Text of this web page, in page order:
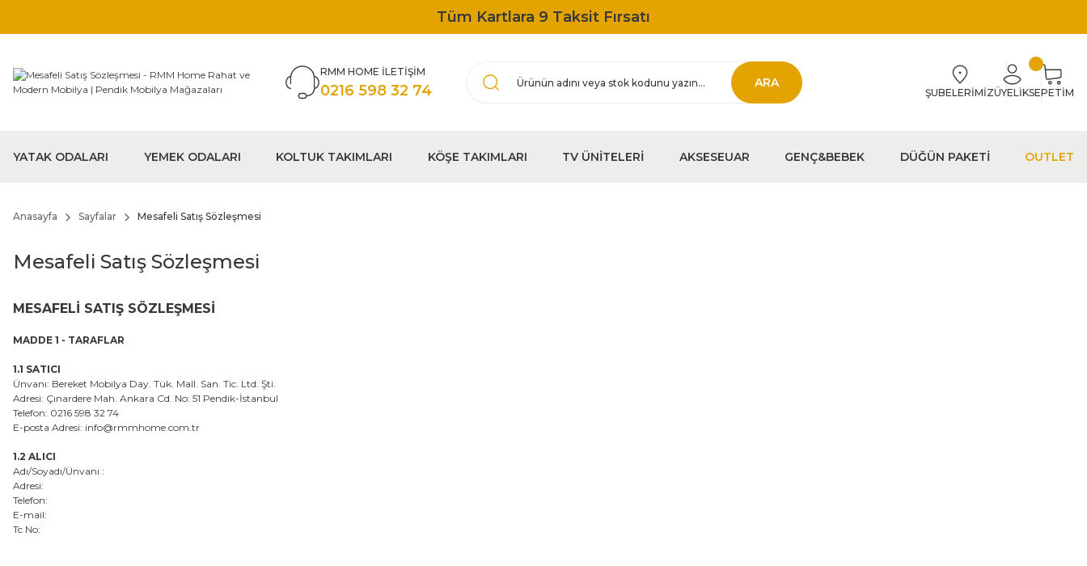
Tüm Kartlara 9 Taksit Fırsatı
RMM HOME İLETİŞİM
0216 598 32 74 ARA
ŞUBELERİMİZÜYELİKSEPETİM
YATAK ODALARI YEMEK ODALARI KOLTUK TAKIMLARI KÖŞE TAKIMLARI TV ÜNİTELERİ AKSESEUAR GENÇ&BEBEK DÜĞÜN PAKETİ OUTLET
Anasayfa Sayfalar Mesafeli Satış Sözleşmesi
Mesafeli Satış Sözleşmesi
MESAFELİ SATIŞ SÖZLEŞMESİ
MADDE 1 - TARAFLAR
1.1 SATICI
Ünvanı: Bereket Mobilya Day. Tük. Mall. San. Tic. Ltd. Şti.
Adresi: Çınardere Mah. Ankara Cd. No: 51 Pendik-İstanbul
Telefon: 0216 598 32 74
E-posta Adresi: info@rmmhome.com.tr
1.2 ALICI
Adı/Soyadı/Ünvanı :
Adresi:
Telefon:
E-mail:
Tc No: